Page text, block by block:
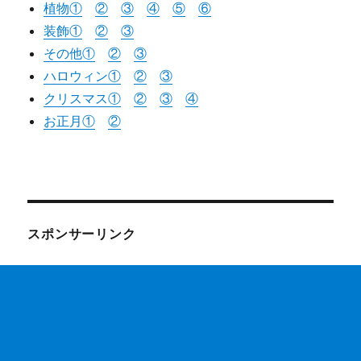
植物① ② ③ ④ ⑤
⑥
装飾①
②
③
その他①
②
③
ハロウィン①
②
③
クリスマス①
② ③
④
お正月①
②
スポンサーリンク